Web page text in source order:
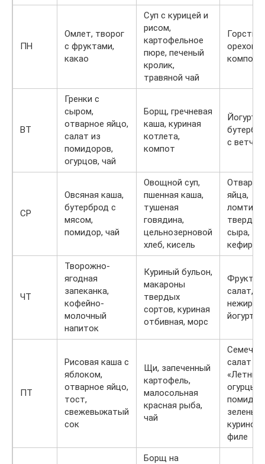
ПН
Омлет, творог
с фруктами,
какао
Суп с курицей и
рисом,
картофельное
пюре, печеный
кролик,
травяной чай
Горсть
орехов,
компот
ВТ
Гренки с
сыром,
отварное яйцо,
салат из
помидоров,
огурцов, чай
Борщ, гречневая
каша, куриная
котлета,
компот
Йогурт,
с
СР
Овсяная каша,
бутерброд с
мясом,
помидор, чай
Овощной суп,
пшенная каша,
тушеная
говядина,
цельнозерновой
хлеб, кисель
яйца,
ломтик
сыра,
кефир
ЧТ
Творожно-
ягодная
запеканка,
кофейно-
молочный
напиток
Куриный бульон,
макароны
твердых
сортов, куриная
отбивная, морс
салат,
йогурт
ПТ
Рисовая каша с
яблоком,
отварное яйцо,
тост,
свежевыжатый
сок
Щи, запеченный
картофель,
малосольная
красная рыба,
чай
Семечки,
салат
огурцы,
зелень,
куриное
филе
Борщ на